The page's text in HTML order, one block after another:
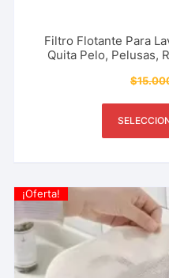
Filtro Flotante Para
Quita Pelo, Pelusas,
$
¡Oferta!